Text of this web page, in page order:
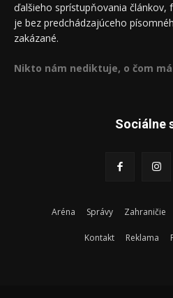
ďalšieho sprístupňovania článkov,
je bez predchádzajúceho
zakázané.
Nikto nám nediktuje, o čom
Sociálne
Aréna Správy Zahraničie
Kontakt Reklama